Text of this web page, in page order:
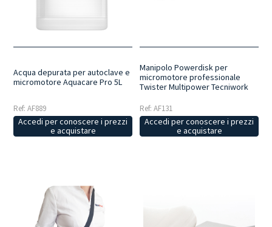
Acqua depurata per autoclave e
micromotore Aquacare Pro 5L
Ref: AF889
Accedi per conoscere i prezzi
e acquistare
Manipolo Powerdisk per
micromotore professionale
Twister Multipower Tecniwork
Ref: AF131
Accedi per conoscere i prezzi
e acquistare